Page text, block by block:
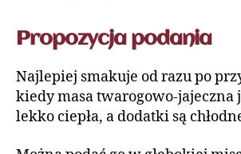
Propozycja podania
Najlepiej smakuje od razu po
kiedy masa twarogowo-jajeczna
lekko ciepła, a dodatki są